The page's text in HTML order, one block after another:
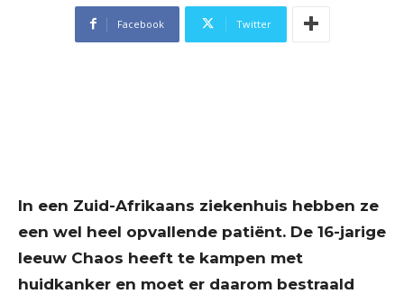
Facebook Twitter
In een Zuid-Afrikaans ziekenhuis hebben ze
een wel heel opvallende patiënt. De 16-jarige
leeuw Chaos heeft te kampen met
huidkanker en moet er daarom bestraald